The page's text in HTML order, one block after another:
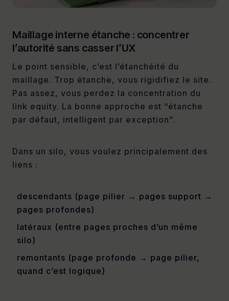
Maillage interne étanche : concentrer
l’autorité sans casser l’UX
Le point sensible, c’est l’étanchéité du
maillage. Trop étanche, vous rigidifiez le site.
Pas assez, vous perdez la concentration du
link equity. La bonne approche est “étanche
par défaut, intelligent par exception”.
Dans un silo, vous voulez principalement des
liens :
descendants (page pilier → pages support →
pages profondes)
latéraux (entre pages proches d’un même
silo)
remontants (page profonde → page pilier,
quand c’est logique)